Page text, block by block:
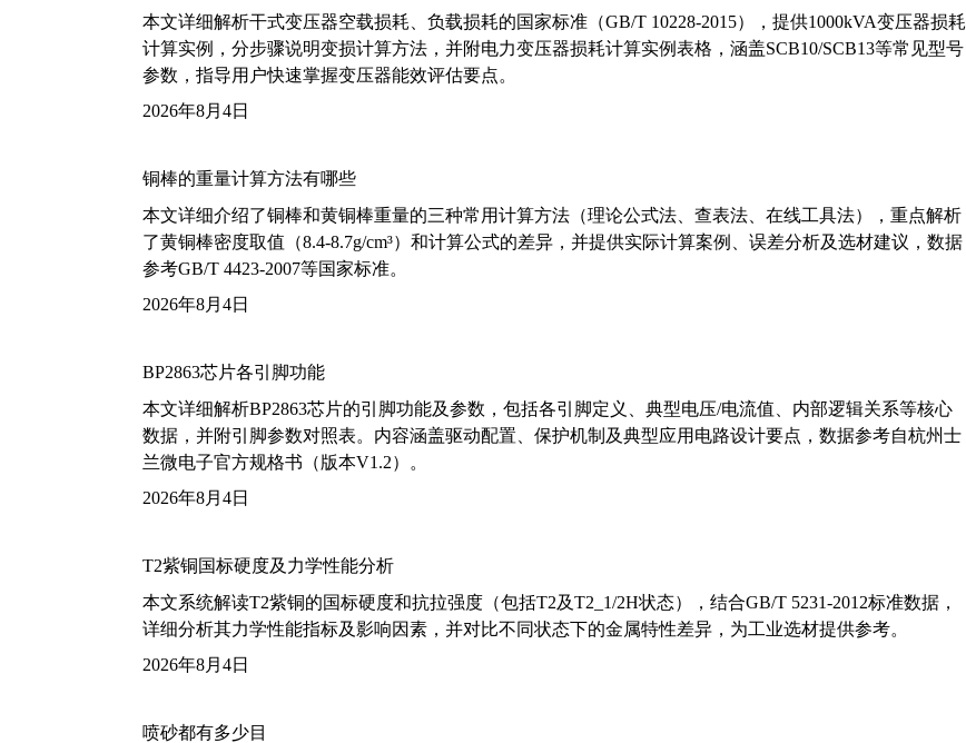
本文详细解析干式变压器空载损耗、负载损耗的国家标准（GB/T 10228-2015），提供1000kVA变压器损耗
计算实例，分步骤说明变损计算方法，并附电力变压器损耗计算实例表格，涵盖SCB10/SCB13等常见型号
参数，指导用户快速掌握变压器能效评估要点。
2026年8月4日
铜棒的重量计算方法有哪些
本文详细介绍了铜棒和黄铜棒重量的三种常用计算方法（理论公式法、查表法、在线工具法），重点解析
了黄铜棒密度取值（8.4-8.7g/cm³）和计算公式的差异，并提供实际计算案例、误差分析及选材建议，数据
参考GB/T 4423-2007等国家标准。
2026年8月4日
BP2863芯片各引脚功能
本文详细解析BP2863芯片的引脚功能及参数，包括各引脚定义、典型电压/电流值、内部逻辑关系等核心
数据，并附引脚参数对照表。内容涵盖驱动配置、保护机制及典型应用电路设计要点，数据参考自杭州士
兰微电子官方规格书（版本V1.2）。
2026年8月4日
T2紫铜国标硬度及力学性能分析
本文系统解读T2紫铜的国标硬度和抗拉强度（包括T2及T2_1/2H状态），结合GB/T 5231-2012标准数据，
详细分析其力学性能指标及影响因素，并对比不同状态下的金属特性差异，为工业选材提供参考。
2026年8月4日
喷砂都有多少目